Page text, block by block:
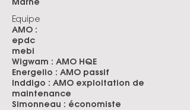
Equipe
AMO :
epdc
mebi
Wigwam : AMO HQE
Energelio : AMO passif
Inddigo : AMO exploitation de
maintenance
Simonneau : économiste